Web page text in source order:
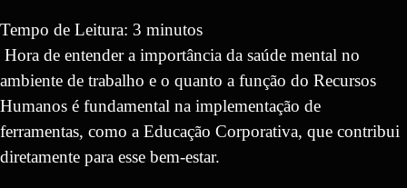
Tempo de Leitura: 3 minutos
Hora de entender a importância da saúde mental no
ambiente de trabalho e o quanto a função do Recursos
Humanos é fundamental na implementação de
ferramentas, como a Educação Corporativa, que contribui
diretamente para esse bem-estar.